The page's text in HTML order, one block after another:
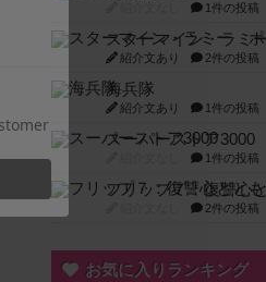
1件の投稿
紹介文あり 2件の投稿
海兵隊
紹介文あり 1件の投稿
スーパーストア3000
1件の投稿
2件の投稿
お気に入りランキング